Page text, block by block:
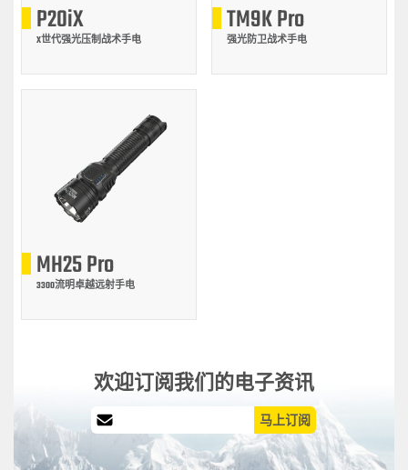
P20iX
X世代强光压制战术手电
TM9K Pro
强光防卫战术手电
MH25 Pro
3300流明卓越远射手电
欢迎订阅我们的电子资讯
马上订阅